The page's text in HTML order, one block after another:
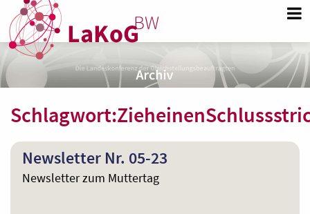
Schlagwort:
Newsletter Nr. 05-23
Newsletter zum Muttertag